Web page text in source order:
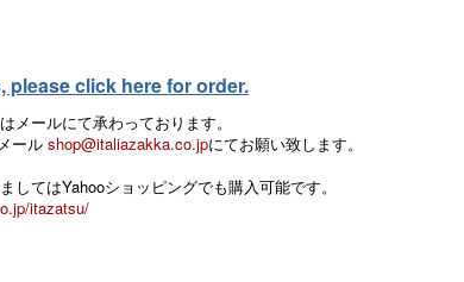
please click here for order.
メールにて承わっております。
ール shop@italiazakka.co.jpにてお願い致します。
してはYahooショッピングでも購入可能です。
itazatsu/